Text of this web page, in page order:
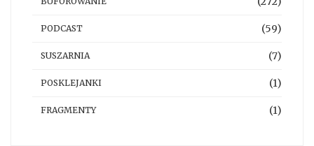
PODCAST (59)
SUSZARNIA (7)
POSKLEJANKI (1)
FRAGMENTY (1)